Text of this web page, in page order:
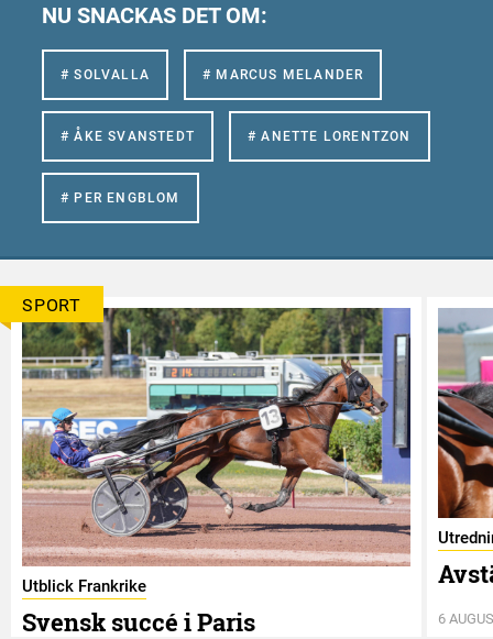
NU SNACKAS DET OM:
# SOLVALLA # MARCUS MELANDER
# ÅKE SVANSTEDT # ANETTE LORENTZON
# PER ENGBLOM
SPORT
Utblick Frankrike
Svensk succé i Paris 6